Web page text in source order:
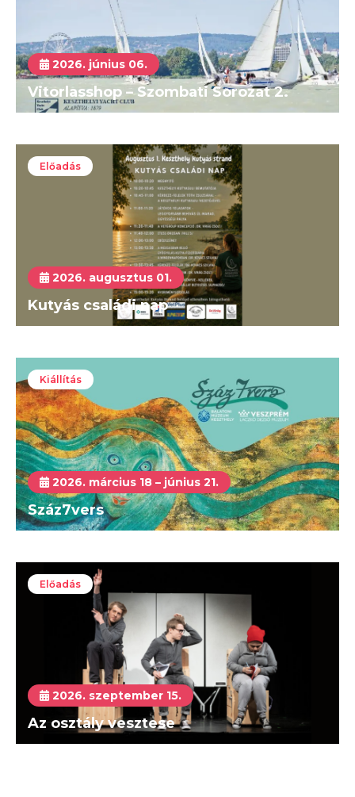
2026. június 06.
Vitorlasshop – Szombati Sorozat 2.
Előadás
2026. augusztus 01.
Kutyás családi nap
Kiállítás
2026. március 18 – június 21.
Száz7vers
Előadás
2026. szeptember 15.
Az osztály vesztese